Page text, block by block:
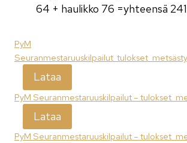
64 + haulikko 76 =yhteensä
PyM
Lataa
PyM Seuranmestaruuskilpailut –
Lataa
PyM Seuranmestaruuskilpailut –